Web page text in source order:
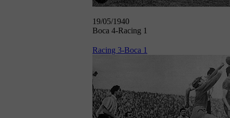
19/05/1940
Boca 4-Racing 1
Racing 3-Boca 1